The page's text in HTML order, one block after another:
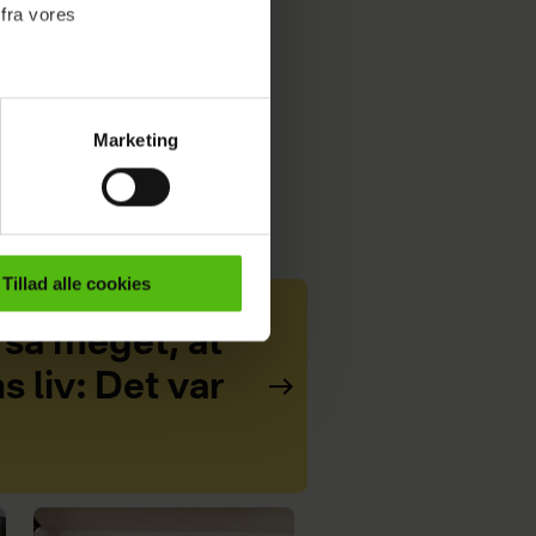
vores
indhold til dig.
Vi indsamler data
Marketing
Tillad alle cookies
meget, at
liv: Det var